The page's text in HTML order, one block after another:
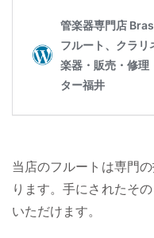
当店のフルートは専門
ります。手にされたそ
いただけます。